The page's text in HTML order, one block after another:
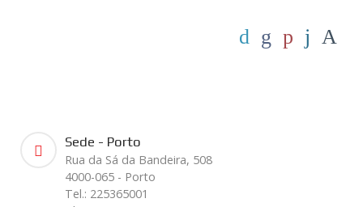
Sede - Porto
Rua da Sá da Bandeira, 508
4000-065 - Porto
Tel.: 225365001